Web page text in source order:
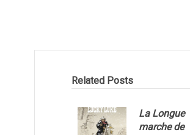
Related Posts
La Longue
marche de